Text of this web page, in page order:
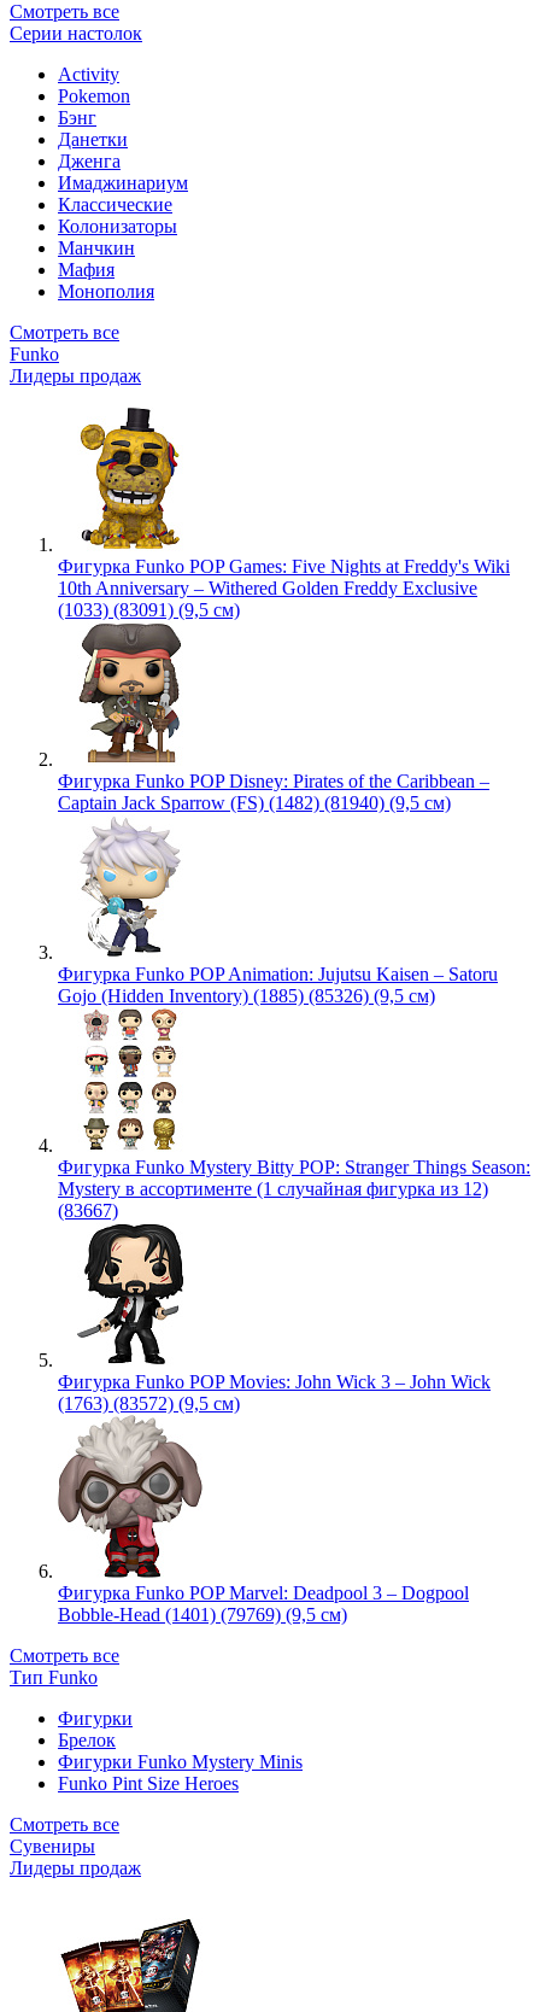
Смотреть все
Серии настолок
Activity
Pokemon
Бэнг
Данетки
Дженга
Имаджинариум
Классические
Колонизаторы
Манчкин
Мафия
Монополия
Смотреть все
Funko
Лидеры продаж
Фигурка Funko POP Games: Five Nights at Freddy's Wiki
10th Anniversary – Withered Golden Freddy Exclusive
(1033) (83091) (9,5 см)
Фигурка Funko POP Disney: Pirates of the Caribbean –
Captain Jack Sparrow (FS) (1482) (81940) (9,5 см)
Фигурка Funko POP Animation: Jujutsu Kaisen – Satoru
Gojo (Hidden Inventory) (1885) (85326) (9,5 см)
Фигурка Funko Mystery Bitty POP: Stranger Things Season:
Mystery в ассортименте (1 случайная фигурка из 12)
(83667)
Фигурка Funko POP Movies: John Wick 3 – John Wick
(1763) (83572) (9,5 см)
Фигурка Funko POP Marvel: Deadpool 3 – Dogpool
Bobble-Head (1401) (79769) (9,5 см)
Смотреть все
Тип Funko
Фигурки
Брелок
Фигурки Funko Mystery Minis
Funko Pint Size Heroes
Смотреть все
Сувениры
Лидеры продаж